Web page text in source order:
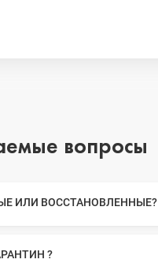
вопросы
ИЛИ ВОССТАНОВЛЕННЫЕ?
?